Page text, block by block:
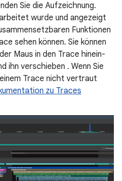
Sie die Aufzeichnung.
wurde und angezeigt
Funktionen
sehen können. Sie können
Maus in den Trace hinein-
ihn verschieben . Wenn Sie
Trace nicht vertraut
zu Traces